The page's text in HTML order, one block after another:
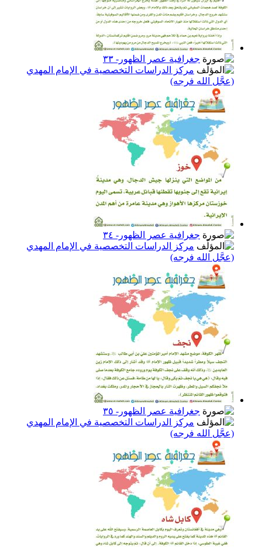
جغرافية عصر الظهور- ٣٣
مركز الدراسات التخصصية في الإمام المهدي
(عجَّل الله فرجه)
جغرافية عصر الظهور- ٣٤
مركز الدراسات التخصصية في الإمام المهدي
(عجَّل الله فرجه)
جغرافية عصر الظهور- ٣٥
مركز الدراسات التخصصية في الإمام المهدي
(عجَّل الله فرجه)